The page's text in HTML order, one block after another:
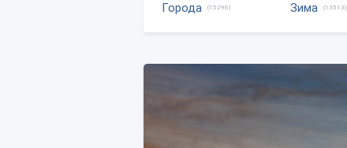
Города (15296) Зима (13513)